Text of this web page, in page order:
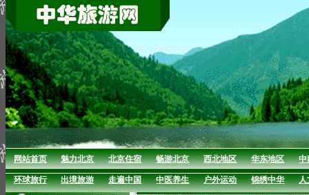
网站首页 魅力北京 北京住宿 畅游北京 西北地区 华东地区 中
环球旅行 出境旅游 走遍中国 中医养生 户外运动 锦绣中华 人